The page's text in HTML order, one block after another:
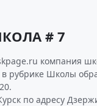
# 7
компания
в рубрике Школы
по адресу